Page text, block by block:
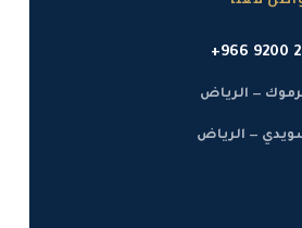
+966 9200
— الرياض
— الرياض